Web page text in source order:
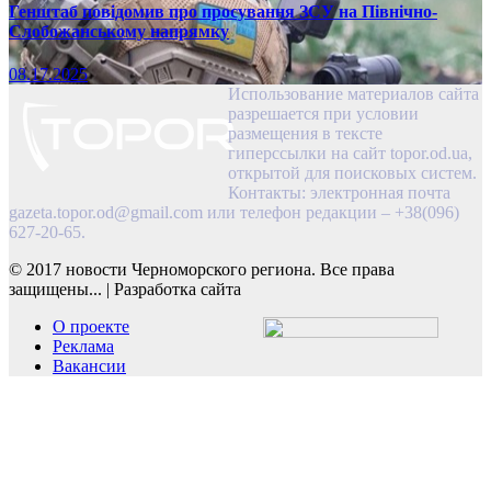
Генштаб повідомив про просування ЗСУ на Північно-
Слобожанському напрямку
08.17.2025
Использование материалов сайта
разрешается при условии
размещения в тексте
гиперссылки на сайт topor.od.ua,
открытой для поисковых систем.
Контакты: электронная почта
gazeta.topor.od@gmail.com или телефон редакции – +38(096)
627-20-65.
© 2017 новости Черноморского региона. Все права
защищены... | Разработка сайта
О проекте
Реклама
Вакансии